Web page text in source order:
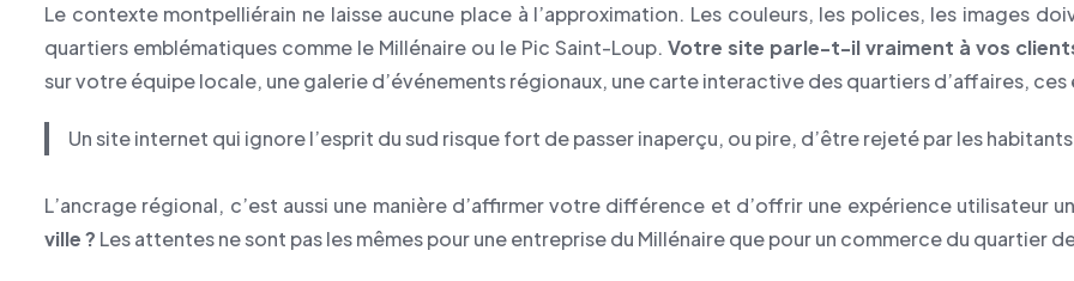
Le contexte montpelliérain ne laisse aucune place à l’approximation. Les couleurs, les polices, les images
quartiers emblématiques comme le Millénaire ou le Pic Saint-Loup. Votre site parle-t-il vraiment à vos
sur votre équipe locale, une galerie d’événements régionaux, une carte interactive des quartiers d’affaires,
Un site internet qui ignore l’esprit du sud risque fort de passer inaperçu, ou pire, d’être rejeté par les
L’ancrage régional, c’est aussi une manière d’affirmer votre différence et d’offrir une expérience utilisateur
ville ? Les attentes ne sont pas les mêmes pour une entreprise du Millénaire que pour un commerce du quartier